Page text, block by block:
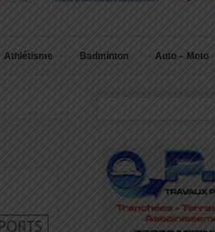
Athlétisme Badminton Auto – Moto